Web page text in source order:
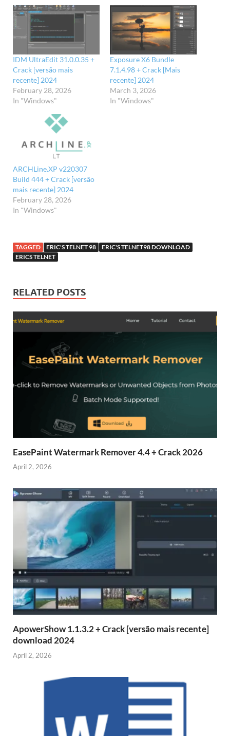
IDM UltraEdit 31.0.0.35 +
Crack [versão mais
recente] 2024
February 28, 2026
In "Windows"
Exposure X6 Bundle
7.1.4.98 + Crack [Mais
recente] 2024
March 3, 2026
In "Windows"
ARCHLine.XP v220307
Build 444 + Crack [versão
mais recente] 2024
February 28, 2026
In "Windows"
TAGGED ERIC'S TELNET 98
ERIC'S TELNET98 DOWNLOAD
ERICS TELNET
RELATED POSTS
EasePaint Watermark Remover 4.4 + Crack 2026
April 2, 2026
ApowerShow 1.1.3.2 + Crack [versão mais recente]
download 2024
April 2, 2026